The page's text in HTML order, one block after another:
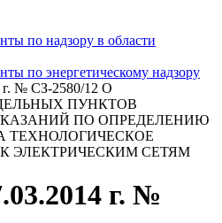
по надзору в области
по энергетическому надзору
г. № СЗ-2580/12 О
ПУНКТОВ
ПО ОПРЕДЕЛЕНИЮ
ТЕХНОЛОГИЧЕСКОЕ
ЭЛЕКТРИЧЕСКИМ СЕТЯМ
г. №